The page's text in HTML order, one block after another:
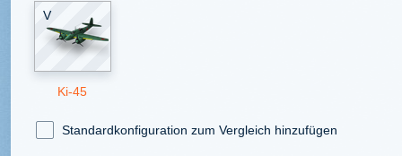
V
Ki-45
Standardkonfiguration zum Vergleich hinzufügen